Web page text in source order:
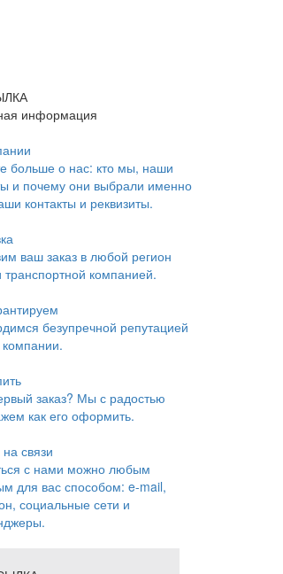
информация
больше о нас: кто мы, наши
и почему они выбрали именно
контакты и реквизиты.
ваш заказ в любой регион
транспортной компанией.
безупречной репутацией
заказ? Мы с радостью
как его оформить.
на связи
с нами можно любым
для вас способом: e-mail,
социальные сети и